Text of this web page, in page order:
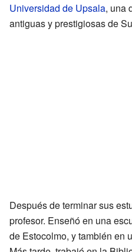
Universidad de Upsala, una
antiguas y prestigiosas de
Después de terminar sus
profesor. Enseñó en una
de Estocolmo, y también en